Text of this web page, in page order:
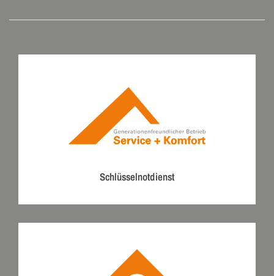
Schlüsselnotdienst